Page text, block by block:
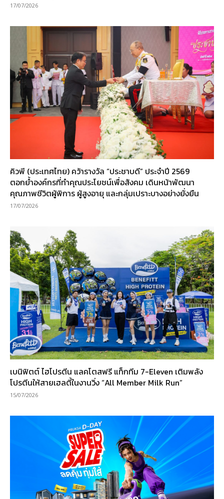
17/07/2026
คิวพี (ประเทศไทย) คว้ารางวัล “ประชาบดี” ประจำปี 2569
ตอกย้ำองค์กรที่ทำคุณประโยชน์เพื่อสังคม เดินหน้าพัฒนา
คุณภาพชีวิตผู้พิการ ผู้สูงอายุ และกลุ่มเปราะบางอย่างยั่งยืน
17/07/2026
เบนิฟิตต์ ไฮโปรตีน แลคโตสฟรี แท็กทีม 7-Eleven เติมพลัง
โปรตีนให้สายเฮลตี้ในงานวิ่ง “All Member Milk Run”
15/07/2026